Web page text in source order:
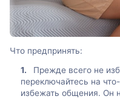
Что предпринять:
Прежде всего не
переключайтесь на
избежать общения. Он